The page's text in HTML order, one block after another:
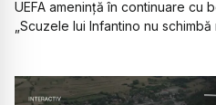
UEFA amenință în continuare cu
„Scuzele lui Infantino nu schimbă